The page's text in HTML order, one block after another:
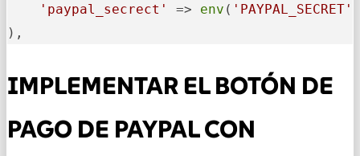
'paypal_secrect'
=> env ( 'PAYPAL_SECRET'
),
IMPLEMENTAR EL BOTÓN DE
PAGO DE PAYPAL CON